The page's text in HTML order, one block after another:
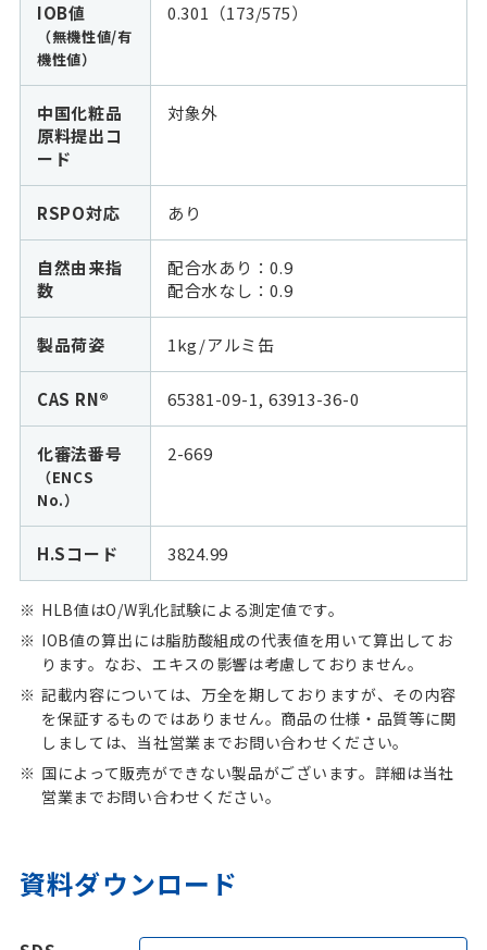
IOB値
（無機性値/有
機性値）
0.301（173/575）
中国化粧品
原料提出コ
ード
対象外
RSPO対応 あり
自然由来指
数
配合水あり：0.9
配合水なし：0.9
製品荷姿 1kg/アルミ缶
CAS RN® 65381-09-1, 63913-36-0
化審法番号
（ENCS
No.）
2-669
H.Sコード 3824.99
HLB値はO/W乳化試験による測定値です。
IOB値の算出には脂肪酸組成の代表値を用いて算出してお
ります。なお、エキスの影響は考慮しておりません。
記載内容については、万全を期しておりますが、その内容
を保証するものではありません。商品の仕様・品質等に関
しましては、当社営業までお問い合わせください。
国によって販売ができない製品がございます。詳細は当社
営業までお問い合わせください。
資料ダウンロード